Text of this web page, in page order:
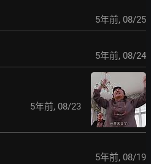
5年前, 08/25
5年前, 08/24
5年前, 08/23
5年前, 08/19